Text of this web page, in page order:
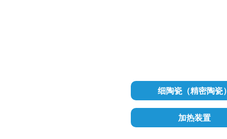
细陶瓷（精密陶瓷）
加热装置